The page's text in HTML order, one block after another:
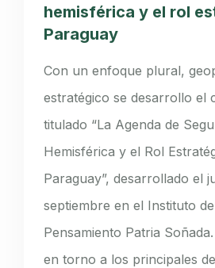
hemisférica y el rol
Paraguay
Con un enfoque plural,
estratégico se desarrollo el
titulado “La Agenda de
Hemisférica y el Rol
Paraguay”, desarrollado el
septiembre en el Instituto
Pensamiento Patria
en torno a los principales